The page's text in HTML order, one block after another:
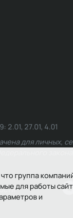
группа
для работы
и
27.01, 4.01
для личных,